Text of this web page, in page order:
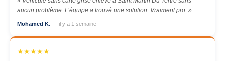
aucun problème. L’équipe a trouvé une solution. Vraiment pro. »
Mohamed K. — il y a 1 semaine
★★★★★